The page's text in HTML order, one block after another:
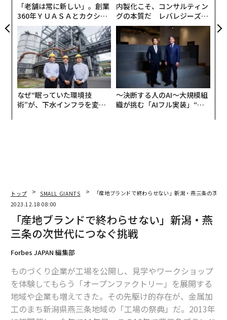
「老舗は常に新しい」。創業
360年ＹＵＡＳＡとカクシン
CEO田尻望が語る、AIを超え
る人の価値
内製化こそ、コンサルティン
グの本質だ レバレジーズが
実践する、次世代ファームの
全貌
なぜ“眠っていた環境技
術”が、下水インフラを変え
〜決断する人のAI〜大規模組
織が挑む「AIフル実装」“使
トップ SMALL GIANTS
「産地ブランドで終わらせない」新潟・燕三条の次世
2023.12.18 08:00
「産地ブランドで終わらせない」新潟・燕
三条の次世代につなぐ挑戦
Forbes JAPAN 編集部
ものづくり企業が工場を公開し、見学やワークショップ
を体験してもらう「オープンファクトリー」を展開する
地域や企業も増えてきた。その先駆け的存在が、金属加
工のまち新潟県燕三条地域の「工場の祭典」だ。2013年